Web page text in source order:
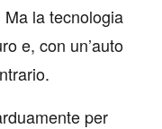
la tecnologia
e, con un’auto
per